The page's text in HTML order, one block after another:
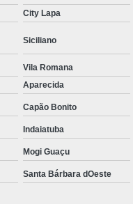
City Lapa
Siciliano
Vila Romana
Aparecida
Capão Bonito
Indaiatuba
Mogi Guaçu
Santa Bárbara dOeste